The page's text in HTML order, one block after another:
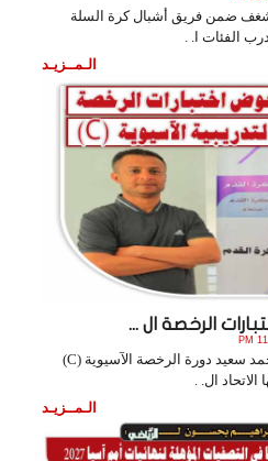
وشغف ضمن فريق أشبال كرة السلة
الفئات ا. .
الـمــزيـد
الرخصة ال ...
يخوض اللاعب السابق فكري محمد سعيد دورة الرخصة الآسيوية (C)
ال. .
الـمــزيـد